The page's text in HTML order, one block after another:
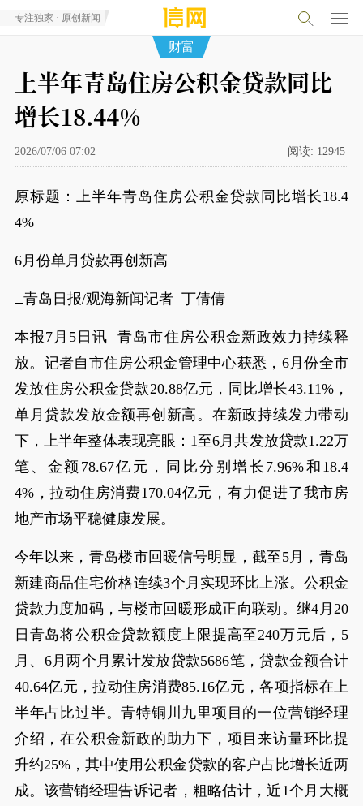
专注独家 · 原创新闻
财富
上半年青岛住房公积金贷款同比
增长18.44%
2026/07/06 07:02 阅读: 12945
原标题：上半年青岛住房公积金贷款同比增长18.4
4%
6月份单月贷款再创新高
□青岛日报/观海新闻记者 丁倩倩
本报7月5日讯 青岛市住房公积金新政效力持续释
放。记者自市住房公积金管理中心获悉，6月份全市
发放住房公积金贷款20.88亿元，同比增长43.11%，
单月贷款发放金额再创新高。在新政持续发力带动
下，上半年整体表现亮眼：1至6月共发放贷款1.22万
笔、金额78.67亿元，同比分别增长7.96%和18.4
4%，拉动住房消费170.04亿元，有力促进了我市房
地产市场平稳健康发展。
今年以来，青岛楼市回暖信号明显，截至5月，青岛
新建商品住宅价格连续3个月实现环比上涨。公积金
贷款力度加码，与楼市回暖形成正向联动。继4月20
日青岛将公积金贷款额度上限提高至240万元后，5
月、6月两个月累计发放贷款5686笔，贷款金额合计
40.64亿元，拉动住房消费85.16亿元，各项指标在上
半年占比过半。青特铜川九里项目的一位营销经理
介绍，在公积金新政的助力下，项目来访量环比提
升约25%，其中使用公积金贷款的客户占比增长近两
成。该营销经理告诉记者，粗略估计，近1个月大概